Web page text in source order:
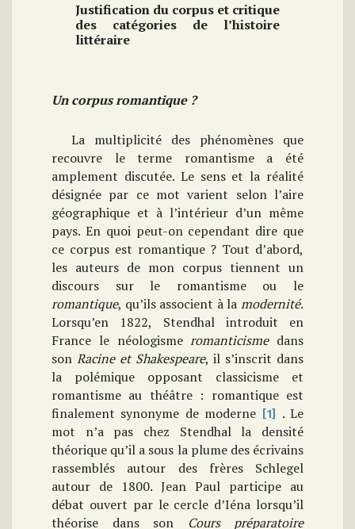
Justification du corpus et critique
des catégories de l’histoire
littéraire
Un corpus romantique ?
La multiplicité des phénomènes que
recouvre le terme romantisme a été
amplement discutée. Le sens et la réalité
désignée par ce mot varient selon l’aire
géographique et à l’intérieur d’un même
pays. En quoi peut-on cependant dire que
ce corpus est romantique ? Tout d’abord,
les auteurs de mon corpus tiennent un
discours sur le romantisme ou le
romantique, qu’ils associent à la modernité.
Lorsqu’en 1822, Stendhal introduit en
France le néologismeromanticisme dans
son Racine et Shakespeare, il s’inscrit dans
la polémique opposant classicisme et
romantisme au théâtre : romantique est
finalement synonyme de moderne
[1]
. Le
mot n’a pas chez Stendhal la densité
théorique qu’il a sous la plume des écrivains
rassemblés autour des frères Schlegel
autour de 1800. Jean Paul participe au
débat ouvert par le cercle d’Iéna lorsqu’il
théorise dans son
Cours préparatoire